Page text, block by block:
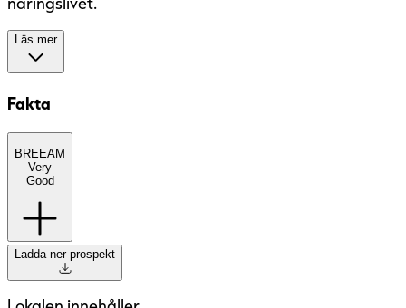
Läs mer
Fakta
BREEAM
Very
Good
byggnaders hållbarhet ur ett
helhetsperspektiv, bland annat utifrån
energi, inomhusmiljö, material, vatten och
Ladda ner prospekt